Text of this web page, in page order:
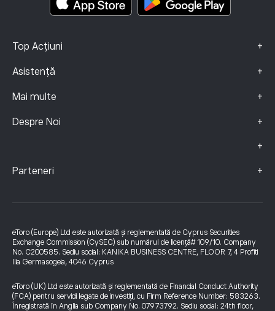
Top Acțiuni +
Asistență +
Mai multe +
Despre Noi +
+
Parteneri +
eToro (Europe) Ltd este autorizată și reglementată de Cyprus Securities
Exchange Commission (CySEC) sub numărul de licență# 109/10. Company
No. C200585. Sediu social: KANIKA BUSINESS CENTRE, FLOOR 7, 4 Profiti
Ilia Germasogeia, 4046 Cyprus
eToro (UK) Ltd este autorizată și reglementată de Financial Conduct Authority
(FCA) pentru servicii legate de investiții, cu Firm Reference Number: 583263.
Înregistrată în Anglia sub Company No. 07973792. Sediu social: 24th floor,